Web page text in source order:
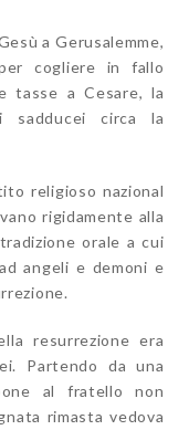
a Gerusalemme,
cogliere in fallo
tasse a Cesare, la
sadducei circa la
religioso nazional
rigidamente alla
orale a cui
angeli e demoni e
resurrezione era
Partendo da una
al fratello non
rimasta vedova